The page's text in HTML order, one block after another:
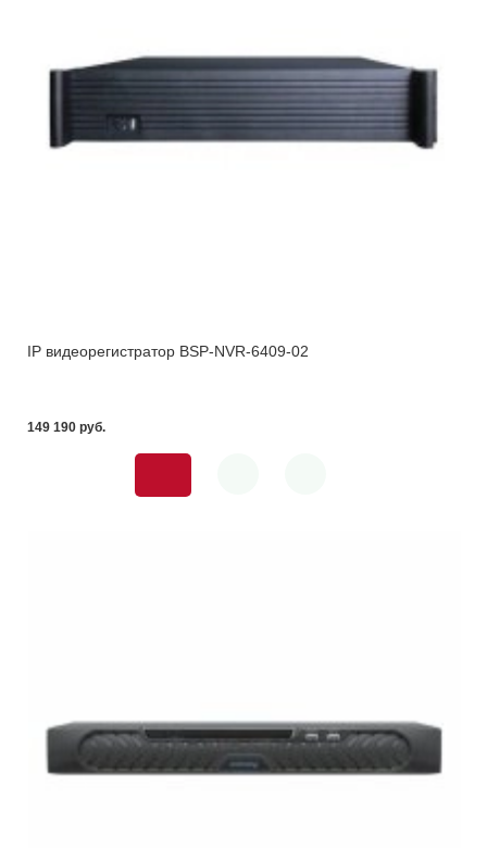
IP видеорегистратор BSP-NVR-6409-02
149 190 pуб.